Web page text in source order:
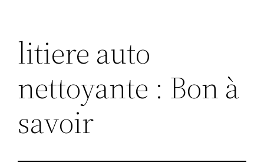
litiere auto
nettoyante : Bon à
savoir